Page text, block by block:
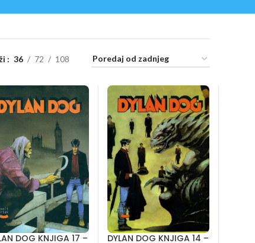
36 72 108
DOG KNJIGA 17 –
DYLAN DOG KNJIGA 14 –